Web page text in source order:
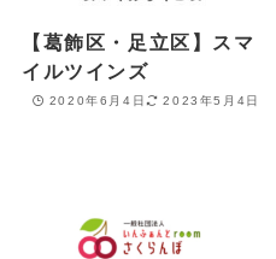
【葛飾区・足立区】スマ
イルツインズ
2020年6月4日 2023年5月4日